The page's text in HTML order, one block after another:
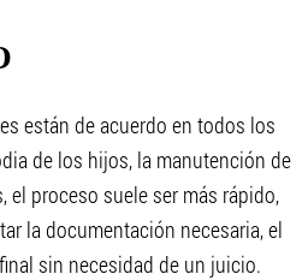
están de acuerdo en todos los
de los hijos, la manutención de
proceso suele ser más rápido,
la documentación necesaria, el
sin necesidad de un juicio.